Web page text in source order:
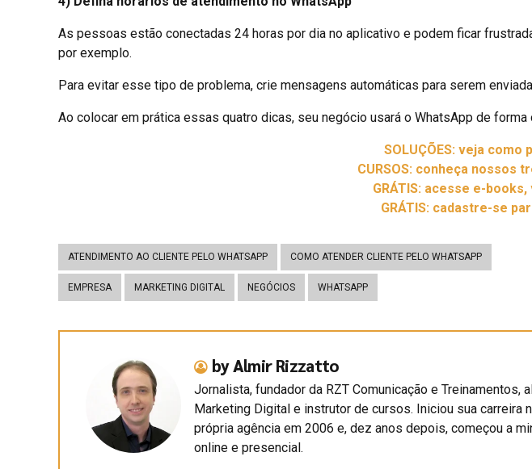
As pessoas estão conectadas 24 horas por dia no aplicativo e podem ficar
por exemplo.
Para evitar esse tipo de problema, crie mensagens automáticas para serem
Ao colocar em prática essas quatro dicas, seu negócio usará o WhatsApp de forma
SOLUÇÕES: veja
CURSOS: conheça nossos
GRÁTIS: acesse e-
GRÁTIS: cadastre-se
ATENDIMENTO AO CLIENTE PELO WHATSAPP COMO ATENDER CLIENTE PELO WHATSAPP
EMPRESA MARKETING DIGITAL NEGÓCIOS WHATSAPP
by Almir Rizzatto
Jornalista, fundador da RZT Comunicação e
Marketing Digital e instrutor de cursos. Iniciou sua carreira
própria agência em 2006 e, dez anos depois, começou a
online e presencial.